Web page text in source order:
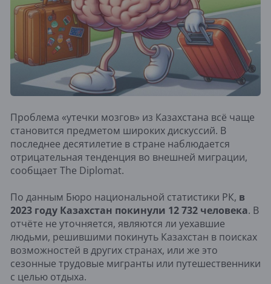
Проблема «утечки мозгов» из Казахстана всё чаще
становится предметом широких дискуссий. В
последнее десятилетие в стране наблюдается
отрицательная тенденция во внешней миграции,
сообщает The Diplomat.
По данным Бюро национальной статистики РК, в
2023 году Казахстан покинули 12 732 человека. В
отчёте не уточняется, являются ли уехавшие
людьми, решившими покинуть Казахстан в поисках
возможностей в других странах, или же это
сезонные трудовые мигранты или путешественники
с целью отдыха.